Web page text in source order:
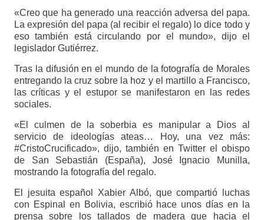
«Creo que ha generado una reacción adversa del papa.
La expresión del papa (al recibir el regalo) lo dice todo y
eso también está circulando por el mundo», dijo el
legislador Gutiérrez.
Tras la difusión en el mundo de la fotografía de Morales
entregando la cruz sobre la hoz y el martillo a Francisco,
las críticas y el estupor se manifestaron en las redes
sociales.
«El culmen de la soberbia es manipular a Dios al
servicio de ideologías ateas… Hoy, una vez más:
#CristoCrucificado», dijo, también en Twitter el obispo
de San Sebastián (España), José Ignacio Munilla,
mostrando la fotografía del regalo.
El jesuita español Xabier Albó, que compartió luchas
con Espinal en Bolivia, escribió hace unos días en la
prensa sobre los tallados de madera que hacia el